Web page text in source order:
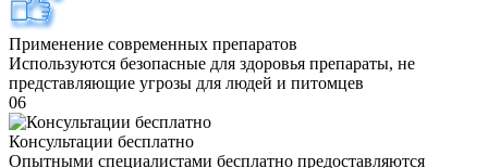
Применение современных препаратов
Используются безопасные для здоровья препараты, не
представляющие угрозы для людей и питомцев
06
Консультации бесплатно
Опытными специалистами бесплатно предоставляются